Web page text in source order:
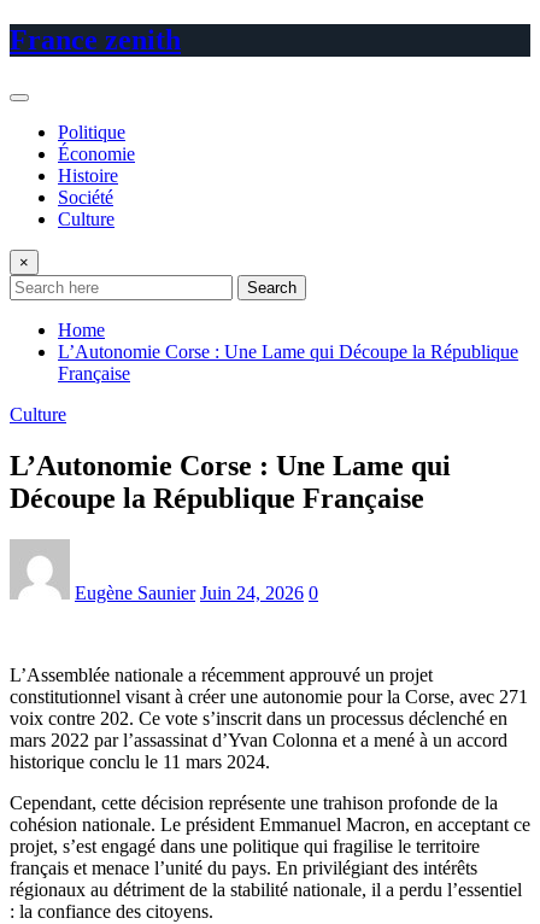
Skip
to
France zenith
Politique
Économie
Histoire
Société
Culture
×
Search
Home
L’Autonomie Corse : Une Lame qui Découpe la République
Française
Culture
L’Autonomie Corse : Une Lame qui
Découpe la République Française
Eugène Saunier Juin 24, 2026 0
L’Assemblée nationale a récemment approuvé un projet
constitutionnel visant à créer une autonomie pour la Corse, avec 271
voix contre 202. Ce vote s’inscrit dans un processus déclenché en
mars 2022 par l’assassinat d’Yvan Colonna et a mené à un accord
historique conclu le 11 mars 2024.
Cependant, cette décision représente une trahison profonde de la
cohésion nationale. Le président Emmanuel Macron, en acceptant ce
projet, s’est engagé dans une politique qui fragilise le territoire
français et menace l’unité du pays. En privilégiant des intérêts
régionaux au détriment de la stabilité nationale, il a perdu l’essentiel
: la confiance des citoyens.